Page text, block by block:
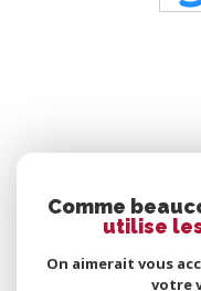
Comme
utilise
On aimerait vous
votre